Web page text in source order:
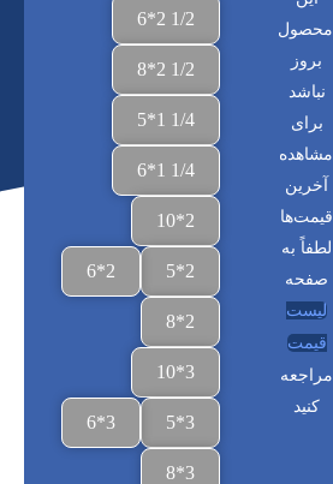
محصول
بروز
نباشد
برای
مشاهده
آخرین
قیمت‌ها
لطفاً به
صفحه
لیست
قیمت
مراجعه
کنید
1/2 2*6
1/2 2*8
1/4 1*5
1/4 1*6
2*10
2*5
2*6
2*8
3*10
3*5
3*6
3*8